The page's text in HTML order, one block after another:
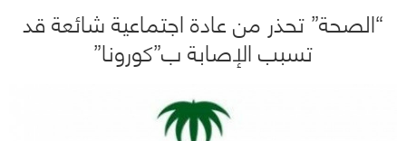
“الصحة” تحذر من عادة اجتماعية شائعة قد
تسبب الإصابة ب”كورونا”